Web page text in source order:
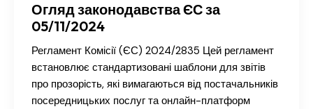
Огляд законодавства ЄС за
05/11/2024
Регламент Комісії (ЄС) 2024/2835 Цей регламент
встановлює стандартизовані шаблони для звітів
про прозорість, які вимагаються від постачальників
посередницьких послуг та онлайн-платформ